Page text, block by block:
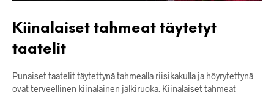
Kiinalaiset tahmeat täytetyt
taatelit
Punaiset taatelit täytettynä tahmealla riisikakulla ja höyrytettynä
ovat terveellinen kiinalainen jälkiruoka. Kiinalaiset tahmeat